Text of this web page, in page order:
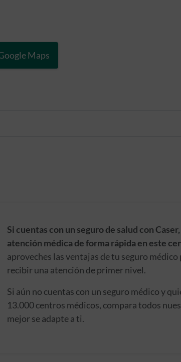
Maps
Si cuentas con un seguro de salud con
atención médica de forma rápida en este
aproveches las ventajas de tu seguro
recibir una atención de primer nivel.
Si aún no cuentas con un seguro médico y
13.000 centros médicos, compara todos
mejor se adapte a ti.